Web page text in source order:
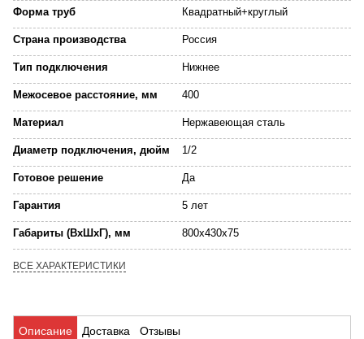
Форма труб Квадратный+круглый
Страна производства Россия
Тип подключения Нижнее
Межосевое расстояние, мм 400
Материал Нержавеющая сталь
Диаметр подключения, дюйм 1/2
Готовое решение Да
Гарантия 5 лет
Габариты (ВхШхГ), мм 800x430x75
ВСЕ ХАРАКТЕРИСТИКИ
Описание Доставка Отзывы